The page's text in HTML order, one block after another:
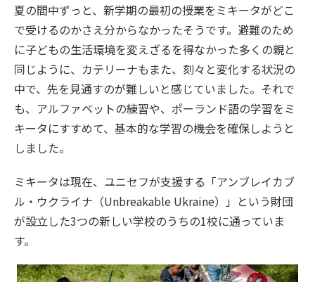
夏の間中ずっと、新学期の最初の授業をミキータがどこ
で受けるのかさえ分からなかったそうです。避難のため
に子どもの生活環境を変えざるを得なかった多くの親と
同じように、カテリーナもまた、刻々と変化する状況の
中で、先を見通すのが難しいと感じていました。それで
も、アルファベットの練習や、ポーランド語の学習をミ
キータにすすめて、基本的な学習の機会を確保しようと
しました。
ミキータは現在、ユニセフが支援する「アンブレイカブ
ル・ウクライナ（Unbreakable Ukraine）」という財団
が設立した3つの新しい学校のうちの1校に通っていま
す。